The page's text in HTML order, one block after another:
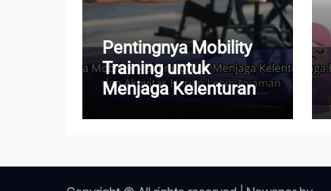
Pentingnya Mobility
Training untuk
Menjaga Kelenturan